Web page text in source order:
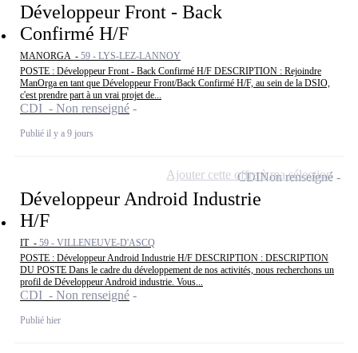
Développeur Front - Back
Confirmé H/F
MANORGA - 59 - LYS-LEZ-LANNOY
POSTE : Développeur Front - Back Confirmé H/F DESCRIPTION : Rejoindre
ManOrga en tant que Développeur Front/Back Confirmé H/F, au sein de la DSIO,
c'est prendre part à un vrai projet de...
CDI - Non renseigné
Publié il y a 9 jours
Développeur Android Industrie
H/F
IT - 59 - VILLENEUVE-D'ASCQ
POSTE : Développeur Android Industrie H/F DESCRIPTION : DESCRIPTION
DU POSTE Dans le cadre du développement de nos activités, nous recherchons un
profil de Développeur Android industrie. Vous...
CDI - Non renseigné
Publié hier
CDINon renseigné
Ajouter cette offre à ma sélection